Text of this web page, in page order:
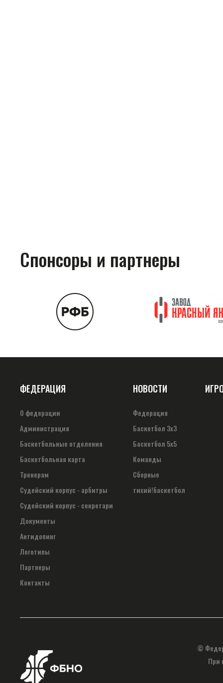
Спонсоры и партнеры
ФЕДЕРАЦИЯ
О федерации
Администрация
Баскетбольные отделения
Баскетбольная карта
Тренерам
Судейский корпус - арбитры
Судейский корпус - секретари
Документы
Антидопинг
Логотипы
Партнеры
Контакты
НОВОСТИ
Федерация
Баскетбол 3х3
Баскетбол 5х5
Команды
Сборные
тихий!баскетбол
©
При